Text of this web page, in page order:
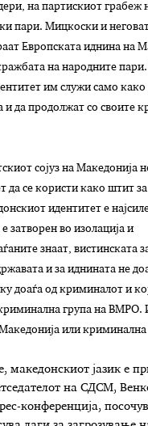
на партискиот грабеж
пари. Мицкоски и
Европската иднина на
на народните
им служи само како
и да продолжат со своите
сојуз на Македонија
да се користи како штит
идентитет е
затворен во изолација и
знаат, вистинската
и за иднината не
доаѓа од криминалот и
група на ВМРО.
или криминална
македонскиот јазик е
на СДСМ,
конференција,